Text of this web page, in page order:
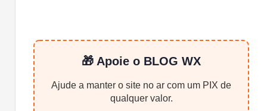
🎁 Apoie o BLOG WX
Ajude a manter o site no ar com um PIX de
qualquer valor.